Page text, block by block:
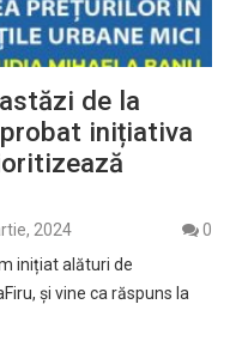
de la
inițiativa
2024
0
inițiat alături de
și vine ca răspuns la